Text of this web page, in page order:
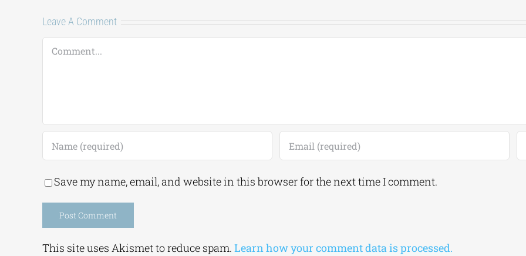
Leave A Comment
Comment
Save my name, email, and website in this browser for the next time I comment.
This site uses Akismet to reduce spam. Learn how your comment data is processed.